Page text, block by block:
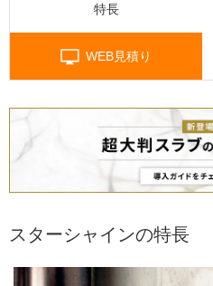
特長
WEB見積り
スターシャインの特長